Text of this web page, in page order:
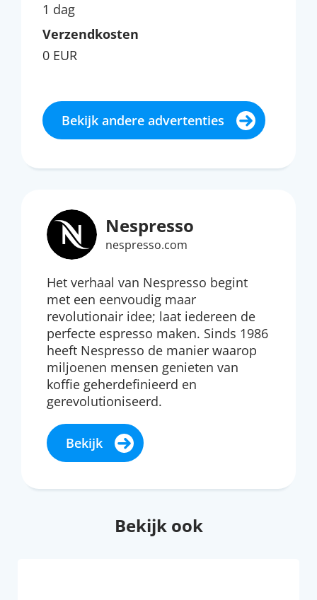
1 dag
Verzendkosten
0 EUR
Bekijk andere advertenties
Nespresso
nespresso.com
Het verhaal van Nespresso begint
met een eenvoudig maar
revolutionair idee; laat iedereen de
perfecte espresso maken. Sinds 1986
heeft Nespresso de manier waarop
miljoenen mensen genieten van
koffie geherdefinieerd en
gerevolutioniseerd.
Bekijk
Bekijk ook